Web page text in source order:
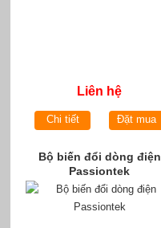
Liên hệ
Chi tiết Đặt mua
Bộ biến đổi dòng điện
Passiontek